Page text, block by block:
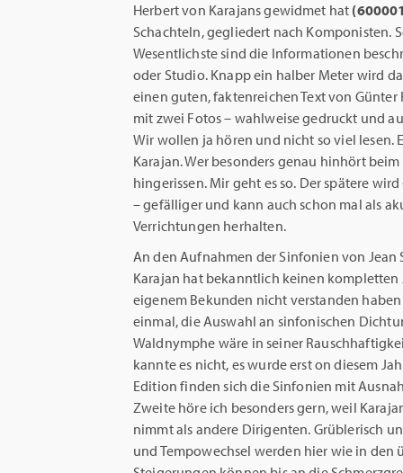
Herbert von Karajans gewidmet hat
Schachteln, gegliedert nach Komponisten.
Wesentlichste sind die Informationen
oder Studio. Knapp ein halber Meter wird
einen guten, faktenreichen Text von
mit zwei Fotos – wahlweise gedruckt und
Wir wollen ja hören und nicht so viel lesen.
Karajan. Wer besonders genau hinhört
hingerissen. Mir geht es so. Der spätere
– gefälliger und kann auch schon mal als
Verrichtungen herhalten.
An den Aufnahmen der Sinfonien von
Karajan hat bekanntlich keinen
eigenem Bekunden nicht verstanden
einmal, die Auswahl an sinfonischen
Waldnymphe wäre in seiner
kannte es nicht, es wurde erst on diesem
Edition finden sich die Sinfonien mit
Zweite höre ich besonders gern, weil
nimmt als andere Dirigenten. Grüblerisch
und Tempowechsel werden hier wie in